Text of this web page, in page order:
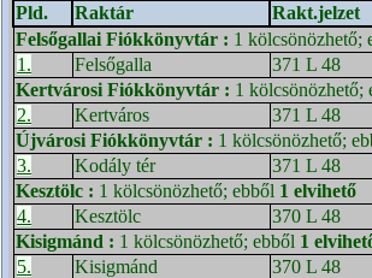
Pld. Raktár Rakt.jelzet
Felsőgallai Fiókkönyvtár : 1 kölcsönözhető;
1.
Felsőgalla 371 L 48
Kertvárosi Fiókkönyvtár : 1 kölcsönözhető;
2.
Kertváros 371 L 48
Újvárosi Fiókkönyvtár : 1 kölcsönözhető;
3.
Kodály tér 371 L 48
Kesztölc : 1 kölcsönözhető; ebből 1 elvihető
4.
Kesztölc 370 L 48
Kisigmánd : 1 kölcsönözhető; ebből 1
5.
Kisigmánd 370 L 48